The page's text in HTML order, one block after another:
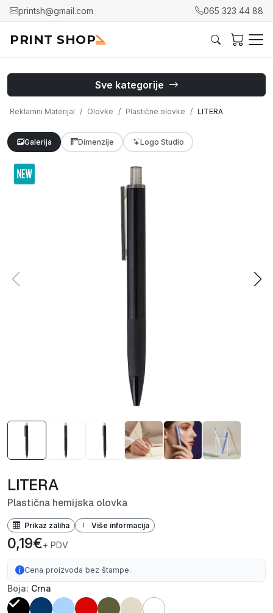
printsh@gmail.com 065 323 44 88
PRINT SHOP
Sve kategorije
Reklamni Materijal Olovke Plastične olovke LITERA
Galerija Dimenzije Logo Studio
LITERA
Plastična hemijska olovka
Prikaz zaliha Više informacija
0,19€+ PDV
Cena proizvoda bez štampe.
Boja: Crna